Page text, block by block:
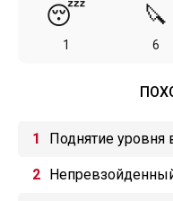
😴
1
🔪
6
Поднятие уровня